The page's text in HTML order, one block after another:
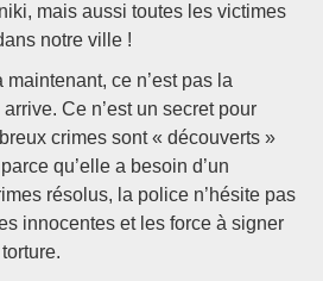
mais aussi toutes les victimes
notre ville !
ce n’est pas la
Ce n’est un secret pour
crimes sont « découverts »
qu’elle a besoin d’un
résolus, la police n’hésite pas
innocentes et les force à signer